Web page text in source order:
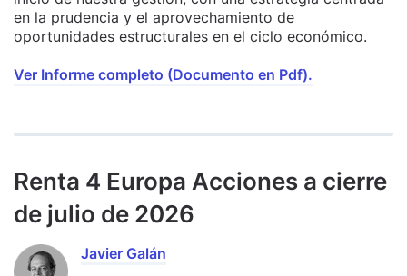
en la prudencia y el aprovechamiento de
oportunidades estructurales en el ciclo económico.
Ver Informe completo (Documento en Pdf).
Renta 4 Europa Acciones a cierre
de julio de 2026
Javier Galán